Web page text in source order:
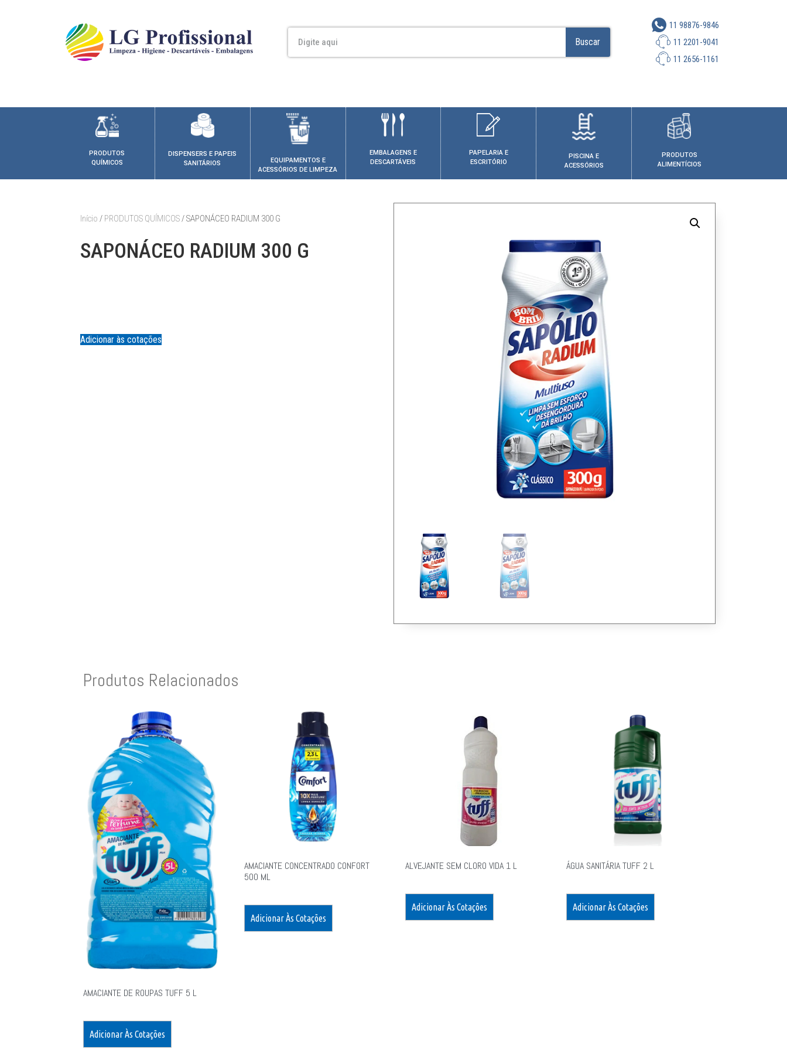
Buscar
11 98876-9846
11 2201-9041
11 2656-1161
PRODUTOS
QUÍMICOS
DISPENSERS E PAPEIS
SANITÁRIOS
EQUIPAMENTOS E
ACESSÓRIOS DE LIMPEZA
EMBALAGENS E
DESCARTÁVEIS
PAPELARIA E
ESCRITÓRIO
PISCINA E
ACESSÓRIOS
PRODUTOS
ALIMENTÍCIOS
Início / PRODUTOS QUÍMICOS/ SAPONÁCEO RADIUM 300 G
SAPONÁCEO RADIUM 300 G
Adicionar às cotações
Produtos Relacionados
AMACIANTE DE ROUPAS TUFF 5 L
Adicionar Às Cotações
AMACIANTE CONCENTRADO CONFORT
500 ML
Adicionar Às Cotações
ALVEJANTE SEM CLORO VIDA 1 L
Adicionar Às Cotações
ÁGUA SANITÁRIA TUFF 2 L
Adicionar Às Cotações